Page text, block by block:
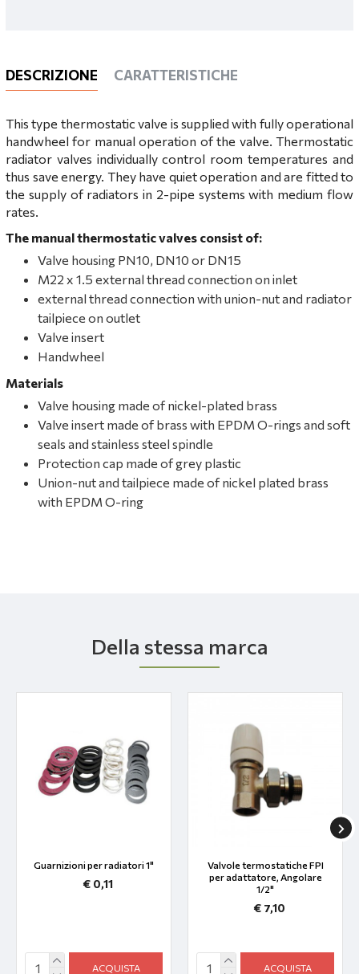
DESCRIZIONE CARATTERISTICHE
This type thermostatic valve is supplied with fully operational
handwheel for manual operation of the valve. Thermostatic
radiator valves individually control room temperatures and
thus save energy. They have quiet operation and are fitted to
the supply of radiators in 2-pipe systems with medium flow
rates.
The manual thermostatic valves consist of:
Valve housing PN10, DN10 or DN15
M22 x 1.5 external thread connection on inlet
external thread connection with union-nut and radiator
tailpiece on outlet
Valve insert
Handwheel
Materials
Valve housing made of nickel-plated brass
Valve insert made of brass with EPDM O-rings and soft
seals and stainless steel spindle
Protection cap made of grey plastic
Union-nut and tailpiece made of nickel plated brass
with EPDM O-ring
Della stessa marca
Guarnizioni per radiatori 1"
€ 0,11
ACQUISTA
Valvole termostatiche FPI
per adattatore, Angolare
1/2"
€ 7,10
ACQUISTA